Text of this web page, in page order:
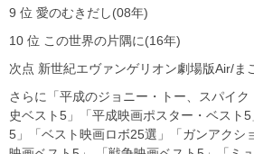
9 位 愛のむきだし(08年)
10 位 この世界の片隅に(16年)
次点 新世紀エヴァンゲリオン劇場版Air/ま
さらに「平成のジョニー・トー、スパイ
史ベスト5」「平成映画ポスター・ベスト
5」「ベスト映画ロボ25選」「ガンアクシ